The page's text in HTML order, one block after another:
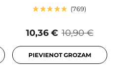
769
10,90 €
10,36 €
PIEVIENOT GROZAM